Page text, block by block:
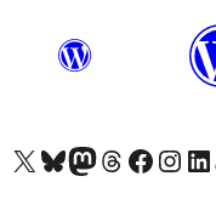
Visit our X (formerly Twitter) account
Visit our Bluesky account
Visit our Mastodon account
Visit our Threads account
Visit our Facebook page
Visit ourVisit